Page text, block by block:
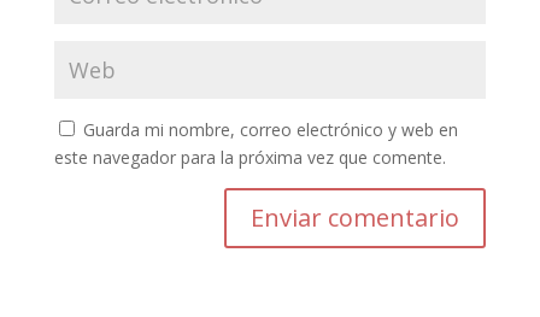
Guarda mi nombre, correo electrónico y web en
este navegador para la próxima vez que comente.